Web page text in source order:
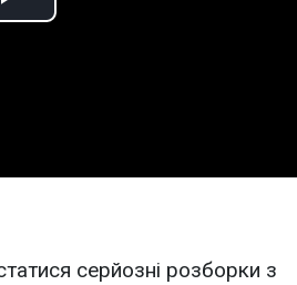
Play
серйозні розборки з